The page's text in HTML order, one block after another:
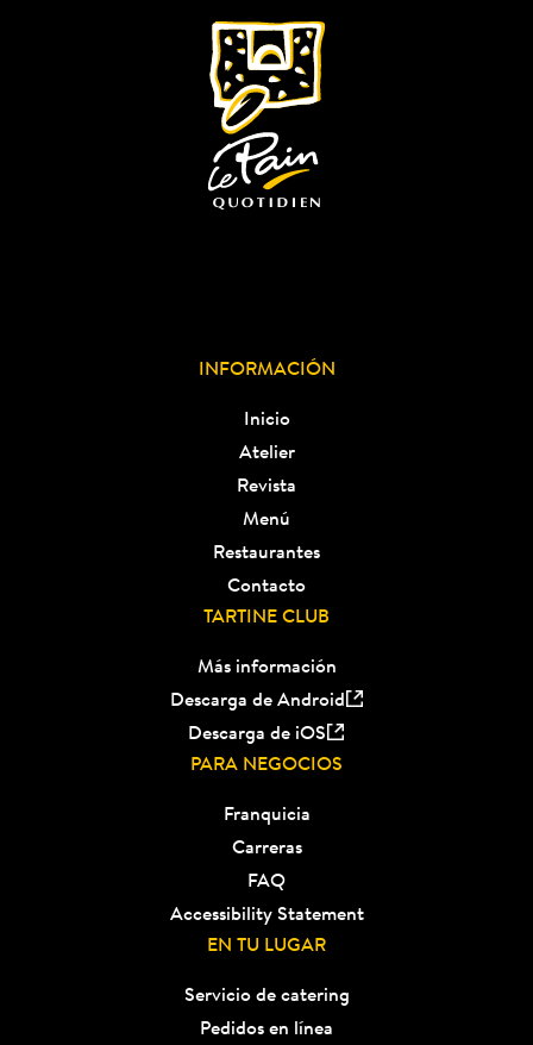
INFORMACIÓN
Inicio
Atelier
Revista
Menú
Restaurantes
Contacto
TARTINE CLUB
Más información
Descarga de Android
Descarga de iOS
PARA NEGOCIOS
Franquicia
Carreras
FAQ
Accessibility Statement
EN TU LUGAR
Servicio de catering
Pedidos en línea